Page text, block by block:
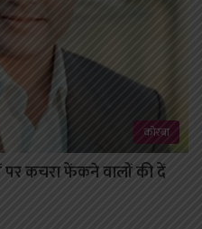
कोरबा
पर कचरा फेंकने वालों की दें